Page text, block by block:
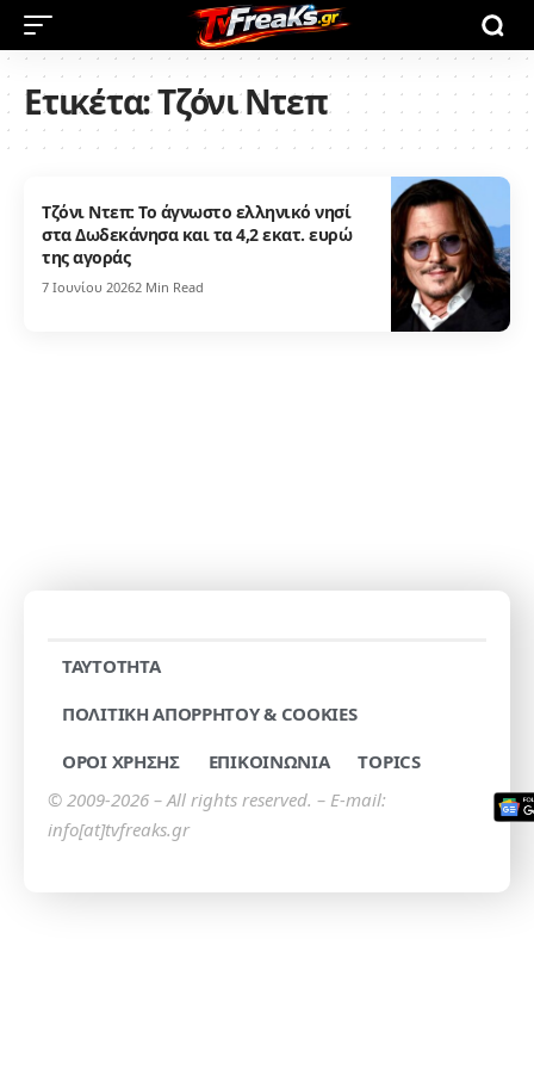
Ετικέτα:Τζόνι Ντεπ
Τζόνι Ντεπ: Το άγνωστο ελληνικό νησί
στα Δωδεκάνησα και τα 4,2 εκατ. ευρώ
της αγοράς
7 Ιουνίου 20262 Min Read
TAYTOTHTA
ΠΟΛΙΤΙΚΗ ΑΠΟΡΡΗΤΟΥ & COOKIES
ΟΡΟΙ ΧΡΗΣΗΣ
ΕΠΙΚΟΙΝΩΝΙΑ
TOPICS
© 2009-2026 – All rights reserved. – E-mail:
info[at]tvfreaks.gr